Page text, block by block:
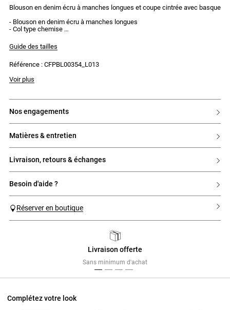
Blouson en denim écru à manches longues et coupe cintrée avec basque
- Blouson en denim écru à manches longues
- Col type chemise
- Volume de basque créé avec des plis
- Fermeture par 4 boutons jean silver
- Poignets resserrés avec un bouton
Guide des tailles
Référence : CFPBL00354_L013
Voir plus
nos engagements
matières & entretien
livraison, retours & échanges
besoin d'aide ?
Réserver en boutique
Livraison offerte
Sans minimum d'achat
Complétez votre look